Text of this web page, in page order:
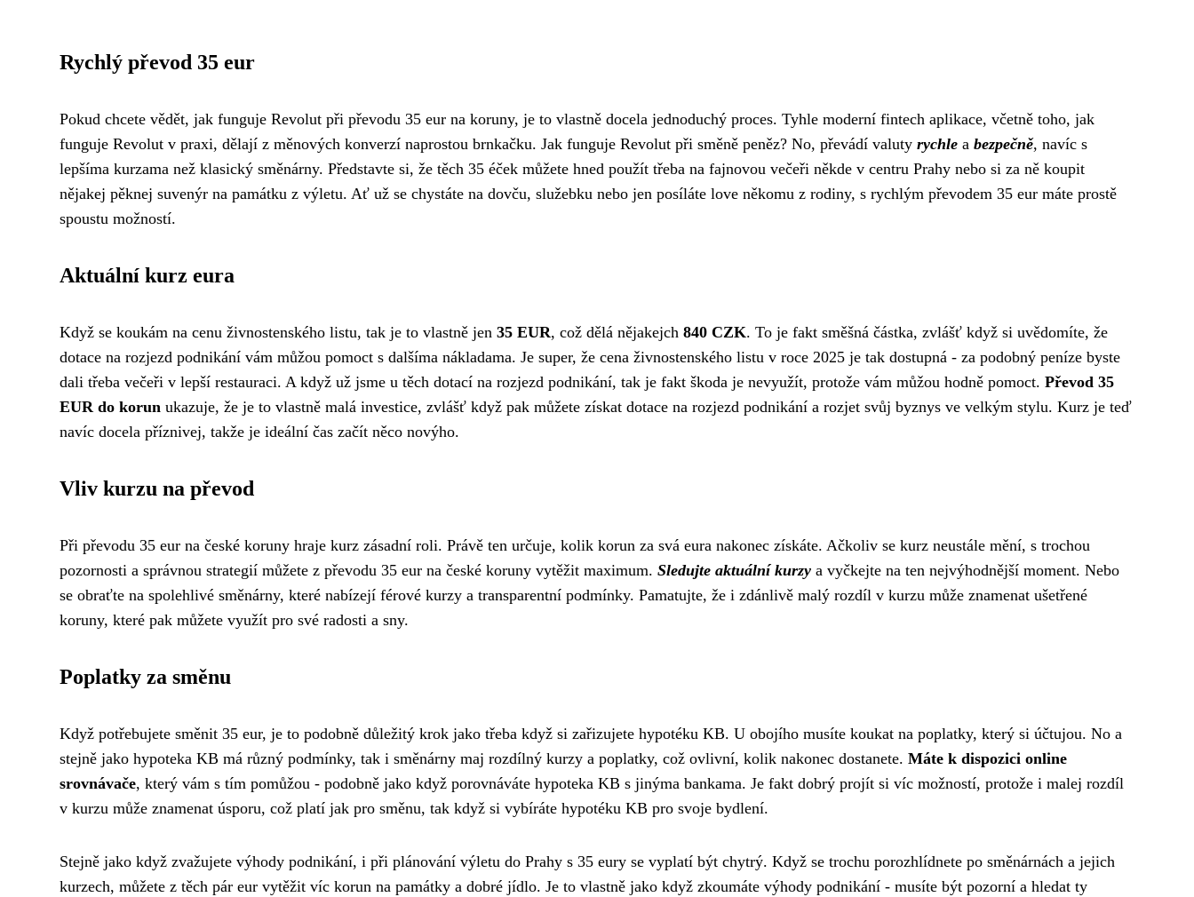
Rychlý převod 35 eur
Pokud chcete vědět, jak funguje Revolut při převodu 35 eur na koruny, je to vlastně docela jednoduchý proces. Tyhle moderní fintech aplikace, včetně toho, jak
funguje Revolut v praxi, dělají z měnových konverzí naprostou brnkačku. Jak funguje Revolut při směně peněz? No, převádí valuty rychle a bezpečně, navíc s
lepšíma kurzama než klasický směnárny. Představte si, že těch 35 éček můžete hned použít třeba na fajnovou večeři někde v centru Prahy nebo si za ně koupit
nějakej pěknej suvenýr na památku z výletu. Ať už se chystáte na dovču, služebku nebo jen posíláte love někomu z rodiny, s rychlým převodem 35 eur máte prostě
spoustu možností.
Aktuální kurz eura
Když se koukám na cenu živnostenského listu, tak je to vlastně jen 35 EUR, což dělá nějakejch 840 CZK. To je fakt směšná částka, zvlášť když si uvědomíte, že
dotace na rozjezd podnikání vám můžou pomoct s dalšíma nákladama. Je super, že cena živnostenského listu v roce 2025 je tak dostupná - za podobný peníze byste
dali třeba večeři v lepší restauraci. A když už jsme u těch dotací na rozjezd podnikání, tak je fakt škoda je nevyužít, protože vám můžou hodně pomoct. Převod 35
EUR do korun ukazuje, že je to vlastně malá investice, zvlášť když pak můžete získat dotace na rozjezd podnikání a rozjet svůj byznys ve velkým stylu. Kurz je teď
navíc docela příznivej, takže je ideální čas začít něco novýho.
Vliv kurzu na převod
Při převodu 35 eur na české koruny hraje kurz zásadní roli. Právě ten určuje, kolik korun za svá eura nakonec získáte. Ačkoliv se kurz neustále mění, s trochou
pozornosti a správnou strategií můžete z převodu 35 eur na české koruny vytěžit maximum. Sledujte aktuální kurzy a vyčkejte na ten nejvýhodnější moment. Nebo
se obraťte na spolehlivé směnárny, které nabízejí férové kurzy a transparentní podmínky. Pamatujte, že i zdánlivě malý rozdíl v kurzu může znamenat ušetřené
koruny, které pak můžete využít pro své radosti a sny.
Poplatky za směnu
Když potřebujete směnit 35 eur, je to podobně důležitý krok jako třeba když si zařizujete hypotéku KB. U obojího musíte koukat na poplatky, který si účtujou. No a
stejně jako hypoteka KB má různý podmínky, tak i směnárny maj rozdílný kurzy a poplatky, což ovlivní, kolik nakonec dostanete. Máte k dispozici online
srovnávače, který vám s tím pomůžou - podobně jako když porovnáváte hypoteka KB s jinýma bankama. Je fakt dobrý projít si víc možností, protože i malej rozdíl
v kurzu může znamenat úsporu, což platí jak pro směnu, tak když si vybíráte hypotéku KB pro svoje bydlení.
Stejně jako když zvažujete výhody podnikání, i při plánování výletu do Prahy s 35 eury se vyplatí být chytrý. Když se trochu porozhlídnete po směnárnách a jejich
kurzech, můžete z těch pár eur vytěžit víc korun na památky a dobré jídlo. Je to vlastně jako když zkoumáte výhody podnikání - musíte být pozorní a hledat ty